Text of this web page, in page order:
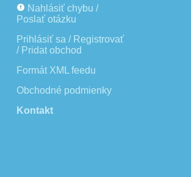
Nahlásiť chybu /
Poslať otázku
Prihlásiť sa / Registrovať
/ Pridat obchod
Formát XML feedu
Obchodné podmienky
Kontakt